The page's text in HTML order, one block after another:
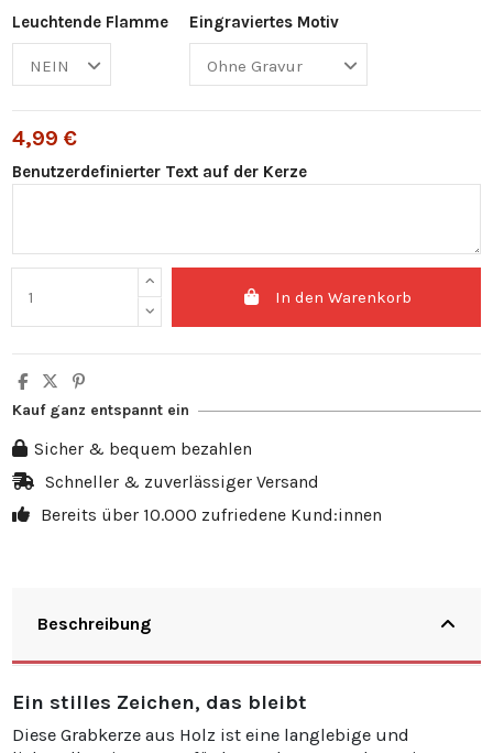
Leuchtende Flamme Eingraviertes Motiv
4,99 €
Benutzerdefinierter Text auf der Kerze
In den Warenkorb
Kauf ganz entspannt ein
Sicher & bequem bezahlen
Schneller & zuverlässiger Versand
Bereits über 10.000 zufriedene Kund:innen
Beschreibung
Ein stilles Zeichen, das bleibt
Diese Grabkerze aus Holz ist eine langlebige und